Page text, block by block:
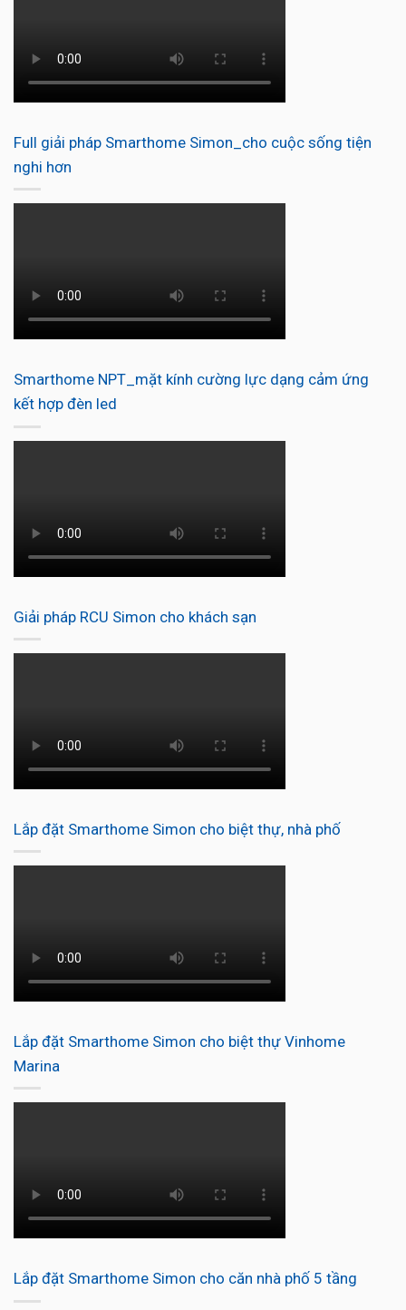
Full giải pháp Smarthome Simon_cho cuộc sống tiện
nghi hơn
Smarthome NPT_mặt kính cường lực dạng cảm ứng
kết hợp đèn led
Giải pháp RCU Simon cho khách sạn
Lắp đặt Smarthome Simon cho biệt thự, nhà phố
Lắp đặt Smarthome Simon cho biệt thự Vinhome
Marina
Lắp đặt Smarthome Simon cho căn nhà phố 5 tầng